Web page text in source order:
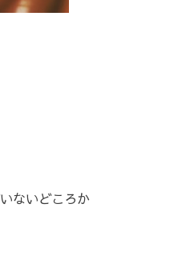
ないどころか